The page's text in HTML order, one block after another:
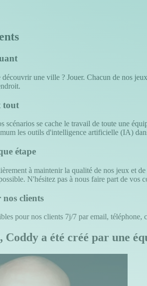
une ville ? Jouer. Chacun de nos
tout
scénarios se cache le travail de toute une
les outils d'intelligence artificielle (IA)
étape
à maintenir la qualité de nos jeux et
N'hésitez pas à nous faire part de
clients
pour nos clients 7j/7 par email,
Coddy a été créé par une